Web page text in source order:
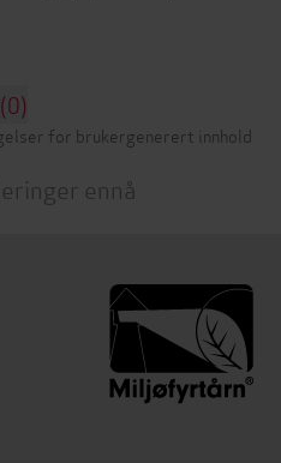
(0)
for brukergenerert innhold
ennå